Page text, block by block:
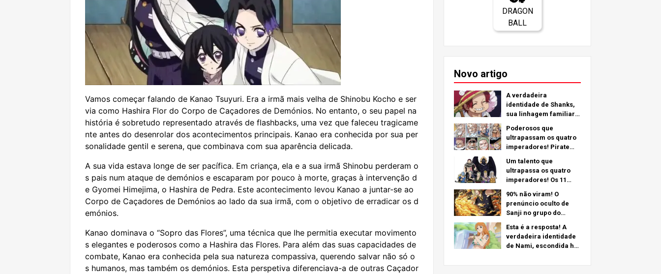
Vamos começar falando de Kanao Tsuyuri. Era a irmã mais velha de Shinobu Kocho e ser
via como Hashira Flor do Corpo de Caçadores de Demónios. No entanto, o seu papel na
história é sobretudo representado através de flashbacks, uma vez que faleceu tragicame
nte antes do desenrolar dos acontecimentos principais. Kanao era conhecida por sua per
sonalidade gentil e serena, que combinava com sua aparência delicada.
A sua vida estava longe de ser pacífica. Em criança, ela e a sua irmã Shinobu perderam o
s pais num ataque de demónios e escaparam por pouco à morte, graças à intervenção d
e Gyomei Himejima, o Hashira de Pedra. Este acontecimento levou Kanao a juntar-se ao
Corpo de Caçadores de Demónios ao lado da sua irmã, com o objetivo de erradicar os d
emónios.
Kanao dominava o “Sopro das Flores”, uma técnica que lhe permitia executar movimento
s elegantes e poderosos como a Hashira das Flores. Para além das suas capacidades de
combate, Kanao era conhecida pela sua natureza compassiva, querendo salvar não só o
s humanos, mas também os demónios. Esta perspetiva diferenciava-a de outras Caçador
DRAGON
BALL
Novo artigo
A verdadeira
identidade de Shanks,
sua linhagem familiar e
seu braço esquerdo -
uma análise
aprofundada do último
capítulo!
Poderosos que
ultrapassam os quatro
imperadores! Pirate
Rankings TOP 11 (Do 5º
ao 1º)
Um talento que
ultrapassa os quatro
imperadores! Os 11
fortes do grupo de
piratas nº 2 (do 11º ao
6º lugar)
90% não viram! O
prenúncio oculto de
Sanji no grupo do
Esta é a resposta! A
verdadeira identidade
de Nami, escondida há